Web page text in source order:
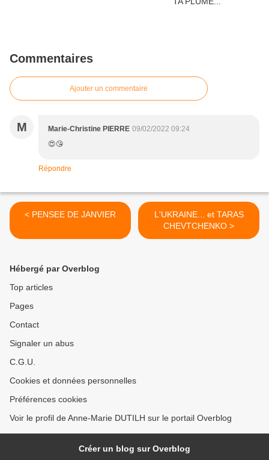
Commentaires
Ajouter un commentaire
M Marie-Christine PIERRE 09/02/2022 09:24
😍😘
Répondre
< PENSEE DE JANVIER
L'UKRAINE... et TARAS
CHEVTCHENKO >
Hébergé par Overblog
Top articles
Pages
Contact
Signaler un abus
C.G.U.
Cookies et données personnelles
Préférences cookies
Voir le profil de Anne-Marie DUTILH sur le portail Overblog
Créer un blog sur Overblog